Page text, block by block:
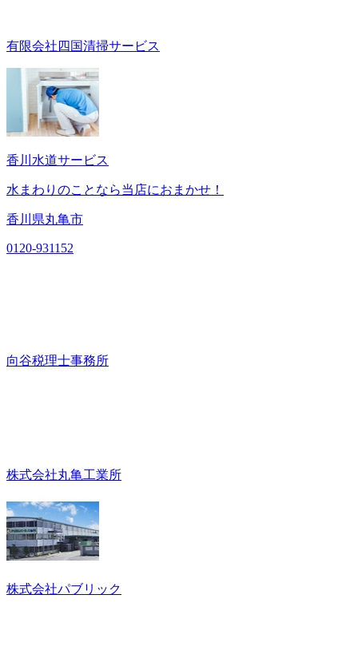
有限会社四国清掃サービス
香川水道サービス
水まわりのことなら当店におまかせ！
香川県丸亀市
0120-931152
向谷税理士事務所
株式会社丸亀工業所
株式会社パブリック